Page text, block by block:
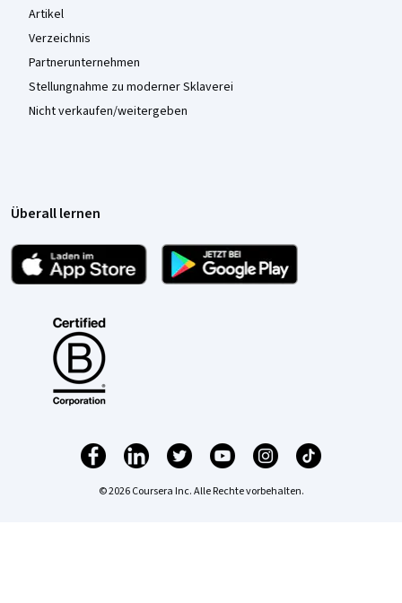
Artikel
Verzeichnis
Partnerunternehmen
Stellungnahme zu moderner Sklaverei
Nicht verkaufen/weitergeben
Überall lernen
© 2026 Coursera Inc. Alle Rechte vorbehalten.